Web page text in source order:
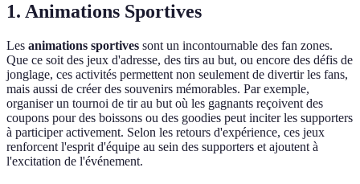
1. Animations Sportives
Les animations sportives sont un incontournable des fan zones.
Que ce soit des jeux d'adresse, des tirs au but, ou encore des défis de
jonglage, ces activités permettent non seulement de divertir les fans,
mais aussi de créer des souvenirs mémorables. Par exemple,
organiser un tournoi de tir au but où les gagnants reçoivent des
coupons pour des boissons ou des goodies peut inciter les supporters
à participer activement. Selon les retours d'expérience, ces jeux
renforcent l'esprit d'équipe au sein des supporters et ajoutent à
l'excitation de l'événement.